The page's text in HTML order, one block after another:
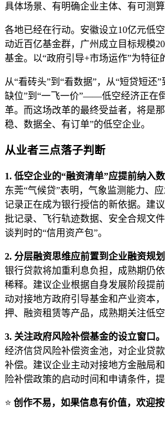
具体场景、有明确企业主体、有可测算
各地已经在行动。安徽设立10亿元低
动近百亿基金群，广州成立目标规模
基金。以“政府引导+市场运作”为特征
从“看砖头”到“看数据”，从“短贷短还
缺位”到“一飞一价”——低空经济正在
革。而这场改革的最终受益者，将是
稳、数据全、有订单”的低空企业。
从业者三点落子判断
1. 低空企业的“融资清单”应提前纳入
东莞“气候贷”表明，气象监测能力、
记录正在成为银行授信的新依据。建
批记录、飞行轨迹数据、安全合规文
谈判时的“信用资产包”。
2. 分层融资思维应前置到企业融资规划
银行贷款将加重利息负担，成熟期仍
稀释。建议企业根据自身发展阶段提
动对接地方政府引导基金和产业资本
押、融资租赁等产品，成熟期关注低
3. 关注政府风险补偿基金的设立窗口。
经济信贷风险补偿资金池，对企业贷
补偿。建议企业主动对接地方金融局
险补偿政策的启动时间和申请条件，
⭐ 创作不易，如果信息有价值，欢迎按